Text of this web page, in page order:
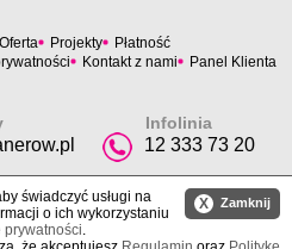
Oferta Projekty
Płatność
Kontakt z nami Panel Klienta
Infolinia
12 333 73 20
X Zamknij
świadczyć usługi na
o ich wykorzystaniu
prywatności.